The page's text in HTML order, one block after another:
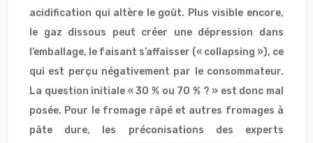
acidification qui altère le goût. Plus visible encore,
le gaz dissous peut créer une dépression dans
l’emballage, le faisant s’affaisser (« collapsing »), ce
qui est perçu négativement par le consommateur.
La question initiale « 30 % ou 70 % ? » est donc mal
posée. Pour le fromage râpé et autres fromages à
pâte dure, les préconisations des experts